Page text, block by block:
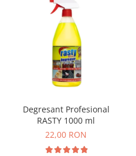
Degresant Profesional
RASTY 1000 ml
22,00 RON